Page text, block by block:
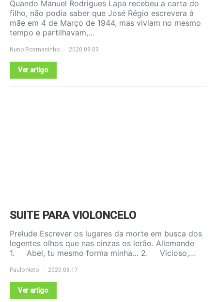
Quando Manuel Rodrigues Lapa recebeu a carta do
filho, não podia saber que José Régio escrevera à
mãe em 4 de Março de 1944, mas viviam no mesmo
tempo e partilhavam,…
Nuno Rosmaninho 2020.09.03
Ver artigo
SUITE PARA VIOLONCELO
Prelude Escrever os lugares da morte em busca dos
legentes olhos que nas cinzas os lerão. Allemande
1. Abel, tu mesmo forma minha… 2. Vicioso,…
Paulo Neto 2020.08.17
Ver artigo